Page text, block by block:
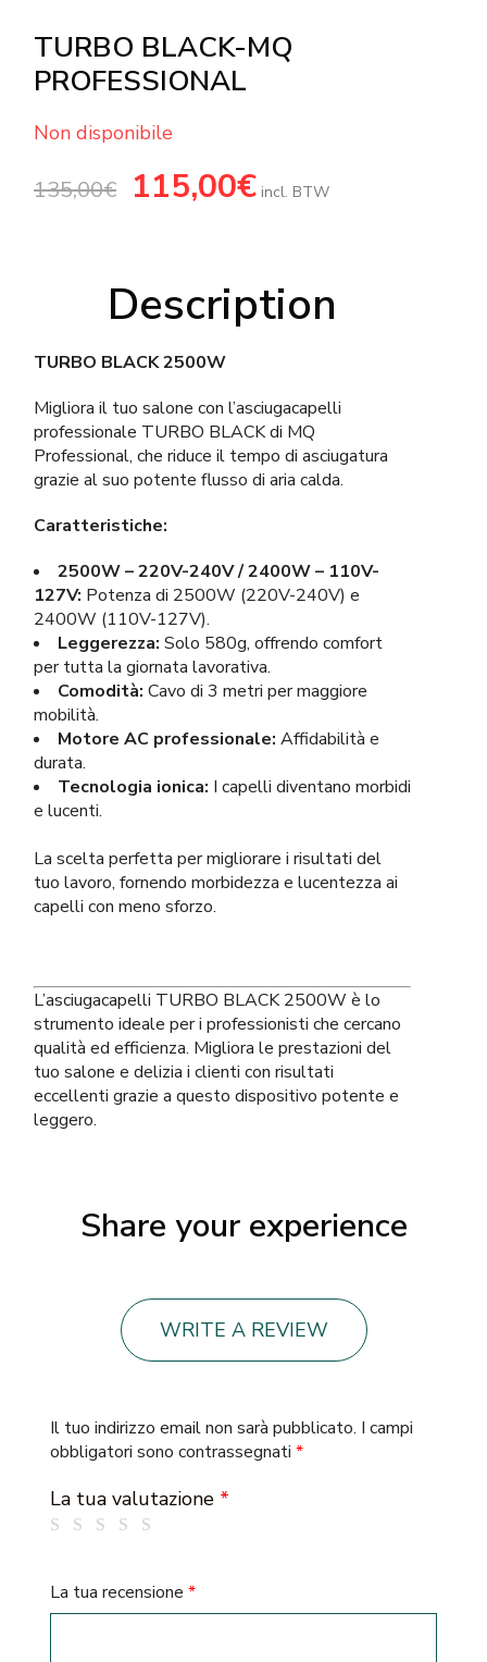
TURBO BLACK-MQ
PROFESSIONAL
Non disponibile
135,00€
Il
prezzo
115,00€Il
prezzo
incl. BTW
Description
TURBO BLACK 2500W
Migliora il tuo salone con l’asciugacapelli
professionale TURBO BLACK di MQ
Professional, che riduce il tempo di asciugatura
grazie al suo potente flusso di aria calda.
Caratteristiche:
2500W – 220V-240V / 2400W – 110V-
127V: Potenza di 2500W (220V-240V) e
2400W (110V-127V).
Leggerezza: Solo 580g, offrendo comfort
per tutta la giornata lavorativa.
Comodità: Cavo di 3 metri per maggiore
mobilità.
Motore AC professionale: Affidabilità e
durata.
Tecnologia ionica: I capelli diventano morbidi
e lucenti.
La scelta perfetta per migliorare i risultati del
tuo lavoro, fornendo morbidezza e lucentezza ai
capelli con meno sforzo.
L’asciugacapelli TURBO BLACK 2500W è lo
strumento ideale per i professionisti che cercano
qualità ed efficienza. Migliora le prestazioni del
tuo salone e delizia i clienti con risultati
eccellenti grazie a questo dispositivo potente e
leggero.
Share your experience
WRITE A REVIEW
Il tuo indirizzo email non sarà pubblicato. I campi
obbligatori sono contrassegnati *
La tua valutazione *
La tua recensione *